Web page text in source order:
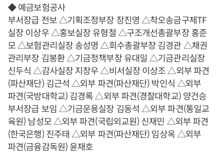
◆ 예금보험공사
부서장급 전보 △기획조정부장 장진영 △착오송금구제TF
실장 이상우 △홍보실장 유형철 △구조개선총괄부장 홍준
모 △보험관리실장 송성명 △회수총괄부장 김경관 △채권
관리부장 김봉환 △기금정책부장 유대일 △기금관리실장
신두식 △감사실장 지창우 △비서실장 이상조 △외부 파견
(파산재단) 김근석 △외부 파견(파산재단) 박인식 △외부
파견(국방대학교) 김경록 △외부 파견(경찰대학교) 양건승
부서장급 보임 △기금운용실장 김동석 △외부 파견(통일교
육원) 남성모 △외부 파견(국립외교원) 신재민 △외부 파견
(한국은행) 진주태 △외부 파견(파산재단) 임상옥 △외부
파견(금융감독원) 윤재호